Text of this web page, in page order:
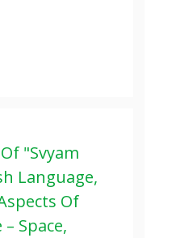
"Svyam
Language,
Of
Space,